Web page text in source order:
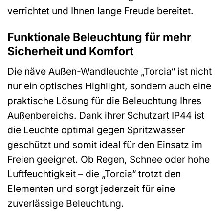
verrichtet und Ihnen lange Freude bereitet.
Funktionale Beleuchtung für mehr
Sicherheit und Komfort
Die näve Außen-Wandleuchte „Torcia“ ist nicht
nur ein optisches Highlight, sondern auch eine
praktische Lösung für die Beleuchtung Ihres
Außenbereichs. Dank ihrer Schutzart IP44 ist
die Leuchte optimal gegen Spritzwasser
geschützt und somit ideal für den Einsatz im
Freien geeignet. Ob Regen, Schnee oder hohe
Luftfeuchtigkeit – die „Torcia“ trotzt den
Elementen und sorgt jederzeit für eine
zuverlässige Beleuchtung.